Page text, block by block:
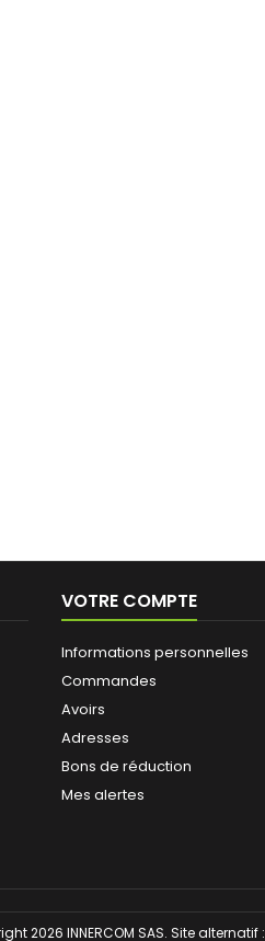
VOTRE COMPTE
Informations personnelles
Commandes
Avoirs
Adresses
Bons de réduction
Mes alertes
2026 INNERCOM SAS. Site alternatif :